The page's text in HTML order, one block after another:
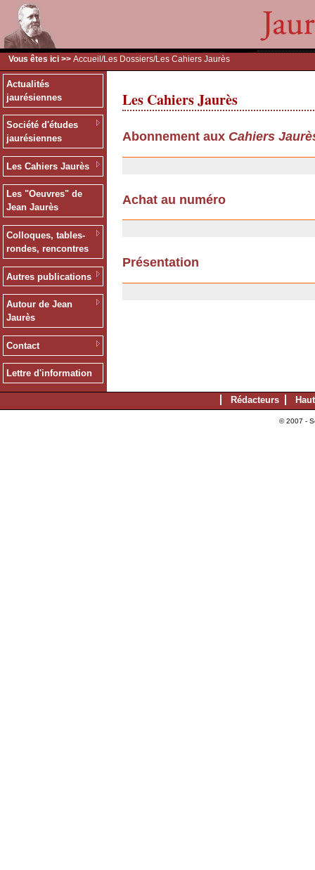
Vous êtes ici >> Accueil /Les Dossiers/Les Cahiers Jaurès
Actualités
jaurésiennes
Société d'études
jaurésiennes
Les Cahiers Jaurès
Les "Oeuvres" de
Jean Jaurès
Colloques, tables-
rondes, rencontres
Autres publications
Autour de Jean
Jaurès
Contact
Lettre d'information
Les Cahiers Jaurès
Abonnement aux Cahiers
Achat au numéro
Présentation
Rédacteurs
© 2007 -